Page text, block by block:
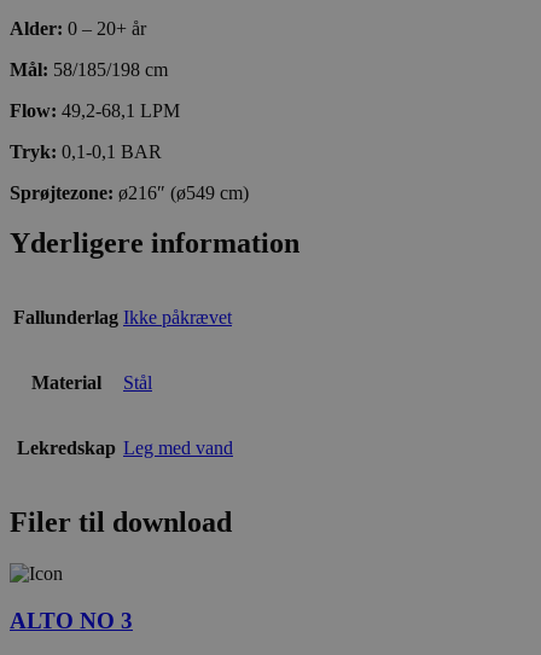
Alder: 0 – 20+ år
Mål: 58/185/198 cm
Flow: 49,2-68,1 LPM
Tryk: 0,1-0,1 BAR
Sprøjtezone: ø216″ (ø549 cm)
Yderligere information
Fallunderlag Ikke påkrævet
Material Stål
Lekredskap Leg med vand
Filer til download
ALTO NO 3